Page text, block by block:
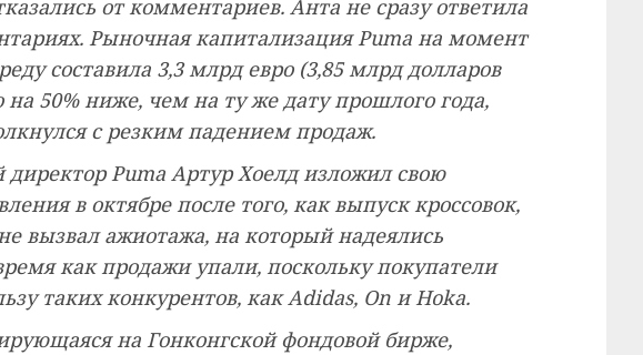
от комментариев. Анта не сразу ответила
Рыночная капитализация Puma на момент
составила 3,3 млрд евро (3,85 млрд долларов
50% ниже, чем на ту же дату прошлого года,
с резким падением продаж.
Puma Артур Хоелд изложил свою
в октябре после того, как выпуск кроссовок,
вызвал ажиотажа, на который надеялись
как продажи упали, поскольку покупатели
таких конкурентов, как Adidas, On и Hoka.
на Гонконгской фондовой бирже,